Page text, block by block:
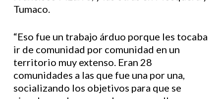
Tumaco.
“Eso fue un trabajo árduo porque les tocaba
ir de comunidad por comunidad en un
territorio muy extenso. Eran 28
comunidades a las que fue una por una,
socializando los objetivos para que se